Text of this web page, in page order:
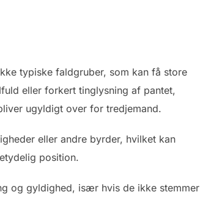
typiske faldgruber, som kan få store
eller forkert tinglysning af pantet,
ugyldigt over for tredjemand.
eller andre byrder, hvilket kan
position.
og gyldighed, især hvis de ikke stemmer